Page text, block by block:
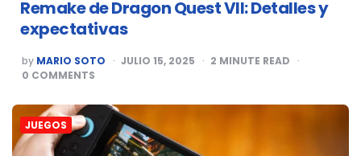
Remake de Dragon Quest VII: Detalles y
expectativas
POSTED
BY
by MARIO SOTO JULIO 15, 2025 2 MINUTE READ
0 COMMENTS
JUEGOS